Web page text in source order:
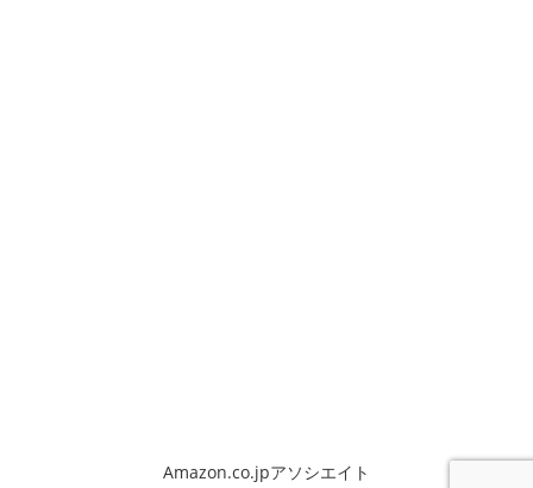
Amazon.co.jpアソシエイト